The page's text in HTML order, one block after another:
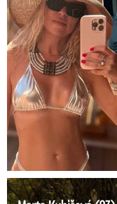
Marta Kubišová (83)